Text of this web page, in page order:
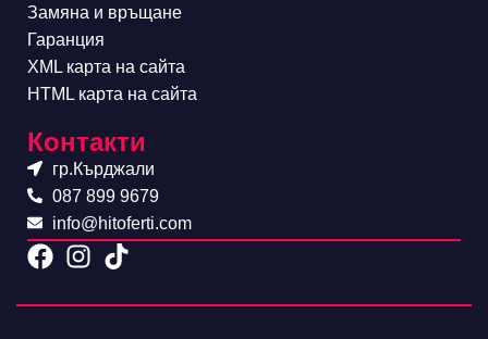
Замяна и връщане
Гаранция
XML карта на сайта
HTML карта на сайта
Контакти
гр.Кърджали
087 899 9679
info@hitoferti.com